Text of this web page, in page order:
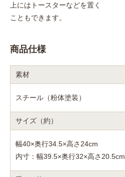
上にはトースターなどを置く
こともできます。
商品仕様
素材
スチール（粉体塗装）
サイズ（約）
幅40×奥行34.5×高さ24cm
内寸：幅39.5×奥行32×高さ20.5cm